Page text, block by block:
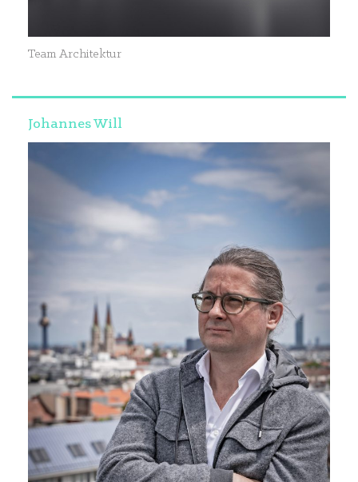
Team Architektur
Johannes Will